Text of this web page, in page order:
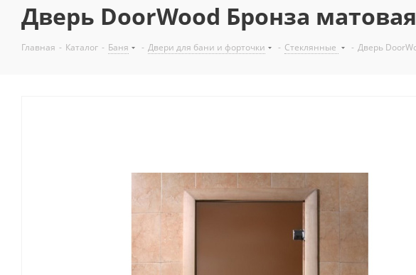
Дверь DoorWood Бронза
Главная - Каталог - Баня - Двери для бани и форточки - Стеклянные - Дверь